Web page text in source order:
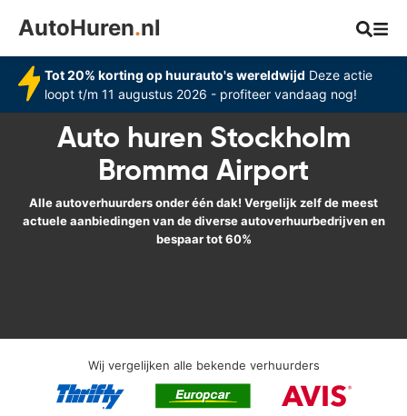
AutoHuren.nl
Tot 20% korting op huurauto's wereldwijd Deze actie
loopt t/m 11 augustus 2026 - profiteer vandaag nog!
Auto huren Stockholm
Bromma Airport
Alle autoverhuurders onder één dak! Vergelijk zelf de meest
actuele aanbiedingen van de diverse autoverhuurbedrijven en
bespaar tot 60%
Wij vergelijken alle bekende verhuurders